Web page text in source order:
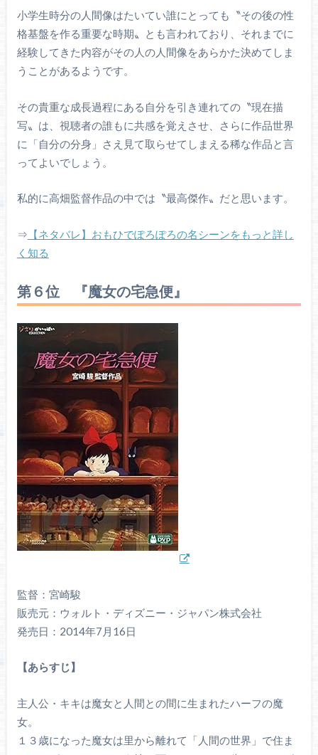
小学生時分の人間像はたいてい誰にとっても〝その後の性
格基盤を作る重要な時期〟とも言われており、それまでに
経験してきた内容がその人の人間像をあらかた決めてしま
うことがあるようです。
その貴重な成長過程にある自分を引き連れての〝現在描
写〟は、視聴者の誰もに共感を覚えさせ、さらに作品世界
に「自分の分身」さえ見て取らせてしまえる稀な作品と言
ってよいでしょう。
私的に高畑監督作品の中では〝最高傑作〟だと思います。
⇒ 【ネタバレ】おもひでぽろぽろの名シーンをもっと詳し
く知る
第６位 『魔女の宅急便』
監督：宮崎駿
販売元：ウォルト・ディズニー・ジャパン株式会社
発売日：2014年7月16日
【あらすじ】
主人公・キキは魔女と人間との間に生まれたハーフの魔
女。
１３歳になった魔女は里から離れて「人間の世界」で住ま